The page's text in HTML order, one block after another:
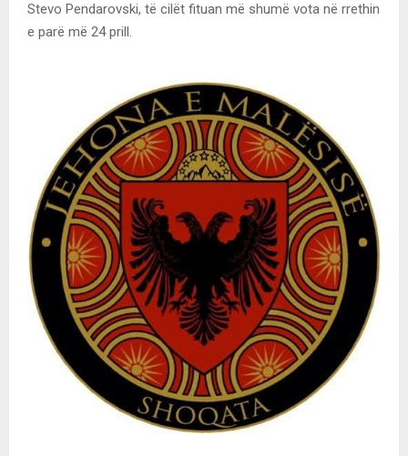
Stevo Pendarovski, të cilët fituan më shumë vota në rrethin
e parë më 24 prill.